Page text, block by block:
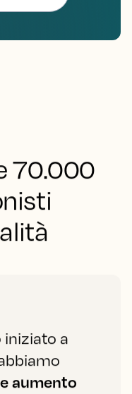
70.000
iniziato a
aumento